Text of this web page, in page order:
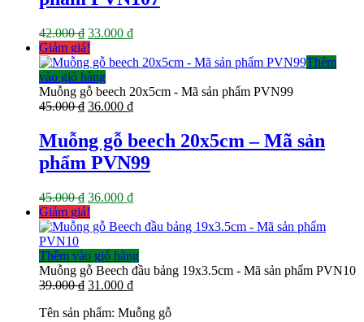
42.000₫ Giá
gốc
là:
42.000 ₫.
33.000 ₫Giá
tại
33.000 ₫.
Giảm giá!
Thêm
vào giỏ hàng
Muỗng gỗ beech 20x5cm - Mã sản phẩm PVN99
45.000₫ Giá
là:
45.000 ₫.
36.000 ₫Giá
là:
36.000 ₫.
Muỗng gỗ beech 20x5cm – Mã sản
phẩm PVN99
45.000₫ Giá
gốc
là:
36.000 ₫Giá
tại
36.000 ₫.
Giảm giá!
Thêm vào giỏ hàng
Muỗng gỗ Beech đầu bảng 19x3.5cm - Mã sản phẩm PVN10
39.000₫ Giá
là:
31.000 ₫Giá
tại
Tên sản phẩm: Muỗng gỗ